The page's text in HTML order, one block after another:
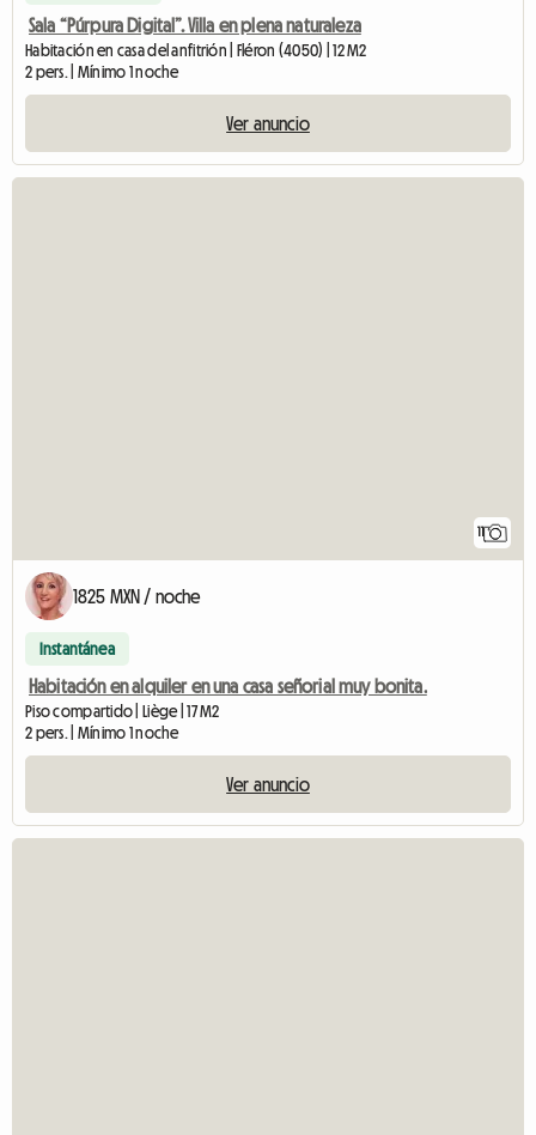
Sala “Púrpura Digital”. Villa en plena naturaleza
Habitación en casa del anfitrión | Fléron (4050) | 12 M2
2 pers. | Mínimo 1 noche
Ver anuncio
11
1825 MXN / noche
Instantánea
Habitación en alquiler en una casa señorial muy bonita.
Piso compartido | Liège | 17 M2
2 pers. | Mínimo 1 noche
Ver anuncio